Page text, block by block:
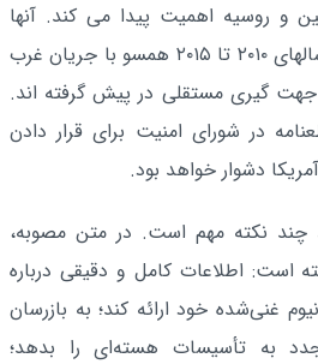
و روسیه اهمیت پیدا می کند. آنها
نشان داده اند دیگر مانند سالهای ۲۰۱۰ تا ۲۰۱۵ همسو با جریان غرب
جهت گیری مستقلی در پیش گرفته اند.
در شورای امنیت برای قرار دادن
دشوار خواهد بود.
نکته مهم است. در متن مصوبه،
است: اطلاعات کامل و دقیقی درباره
غنی‌شده خود ارائه کند؛ به بازرسان
به تأسیسات هسته‌ای را بدهد؛